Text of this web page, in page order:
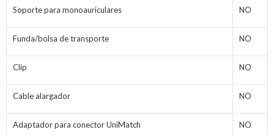
Soporte para monoauriculares NO
Funda/bolsa de transporte NO
Clip NO
Cable alargador NO
Adaptador para conector UniMatch NO